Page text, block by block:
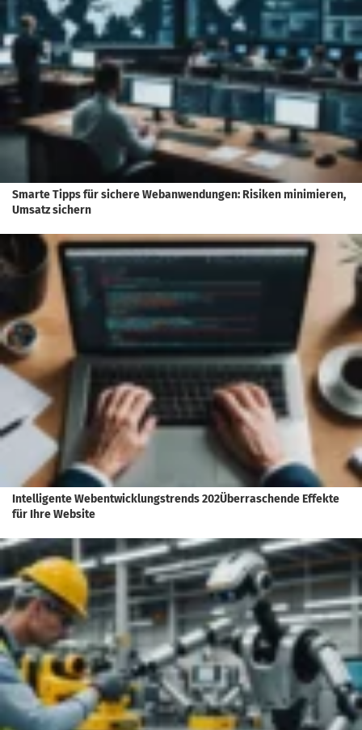
Smarte Tipps für sichere Webanwendungen: Risiken minimieren,
Umsatz sichern
Intelligente Webentwicklungstrends 202Überraschende Effekte
für Ihre Website